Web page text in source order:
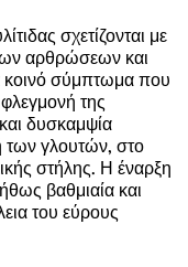
σχετίζονται με
αρθρώσεων και
σύμπτωμα που
της
δυσκαμψία
των γλουτών, στο
στήλης. Η έναρξη
βαθμιαία και
του εύρους